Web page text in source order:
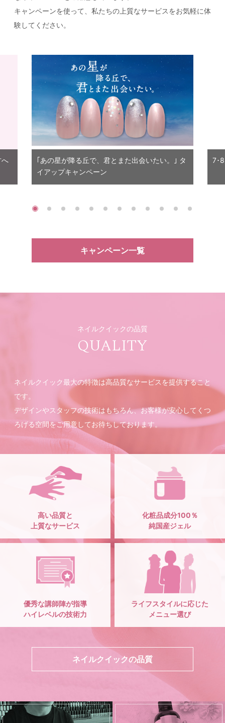
キャンペーンを使って、私たちの上質なサービスをお気軽に体
験してください。
へ
｢あの星が降る丘で、君とまた出会いたい。｣ タ
イアップキャンペーン
7･
キャンペーン一覧
ネイルクイックの品質
QUALITY
ネイルクイック最大の特徴は高品質なサービスを提供すること
です。
デザインやスタッフの技術はもちろん、お客様が安心してくつ
ろげる空間をご用意してお待ちしております。
高い品質と
上質なサービス
化粧品成分100％
純国産ジェル
優秀な講師陣が指導
ハイレベルの技術力
ライフスタイルに応じた
メニュー選び
ネイルクイックの品質